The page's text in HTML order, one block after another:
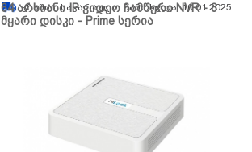
64 არხიანი IP ვიდეო ჩამწერი NVR - 8
მყარი დისკი - Prime სერია
გზაშია, სავარაუდო ჩამოსვლა: 10.01.2025